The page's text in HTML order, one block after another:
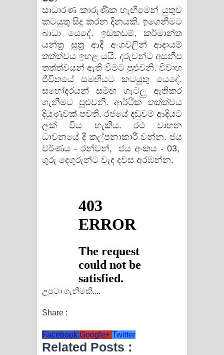
සාධාරණ කාරුණික හැඟීමෙන් යුතුව
කටයුතු සිදු කරන දිනයකි. ඉගෙනීමට
බාධා යෙදේ. ඉඩකඩම්, කර්මාන්ත
යන්ත්‍ර සූත්‍ර ආදී අංශවලින් ආදායම්
තත්ත්වය ඉහළ යයි. දරුවන්ට අසනීප
තත්ත්වයන් ඇති වීමට පුළුවනි. විවාහ
ජිවිතයේ සමඟියට කටයුතු යෙදේ.
සහෝදරයන් සමඟ ගැටලු ඇතිකර
ගැනීමට පුළුවනි. ආර්ථික තත්ත්වය
දියුණුවක් පවතී. රජයේ දඬුවම් ආදියට
ලක් විය හැකිය. රථ වාහන
ධාවනයේ දී කල්පනාකාරී වන්න. ජය
වර්ණය - රන්වන්, ජය අංකය - 03,
ගුරු දෙගුරුන්ට වැඳ දවස අරඹන්න.
උපුටා ගැනීමකි....
Share :
Facebook Google+ Twitter
Related Posts :